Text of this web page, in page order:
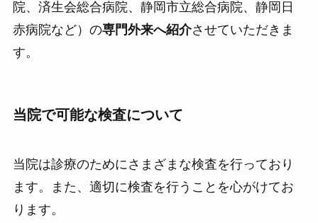
院、済生会総合病院、静岡市立総合病院、静岡日
赤病院など）の専門外来へ紹介させていただきま
す。
当院で可能な検査について
当院は診療のためにさまざまな検査を行っており
ます。また、適切に検査を行うことを心がけてお
ります。